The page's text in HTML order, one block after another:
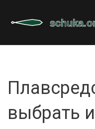
выбрать и